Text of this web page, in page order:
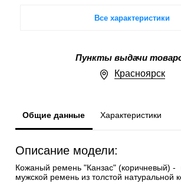
Все характеристики
Пункты выдачи
Красноярск
Общие данные Характеристики
Описание модели:
Кожаный ремень "Канзас" (коричневый) -
мужской ремень из толстой натуральной